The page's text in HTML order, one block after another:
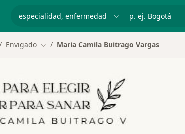
p. ej. Bogotá
Envigado Cambiar de ciudad
Maria Camila Buitrago Vargas